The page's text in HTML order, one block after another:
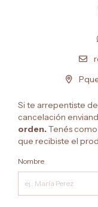
Si te arrepentiste
cancelación
orden.Tenés
que recibiste el
Nombre